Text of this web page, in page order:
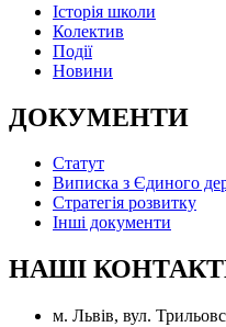
Історія школи
Колектив
Події
Новини
ДОКУМЕНТИ
Статут
Виписка з Єдиного
Стратегія розвитку
Інші документи
НАШІ
м. Львів, вул.